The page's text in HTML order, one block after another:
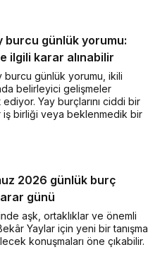
burcu günlük yorumu:
ilgili karar alınabilir
burcu günlük yorumu, ikili
belirleyici gelişmeler
Yay burçlarını ciddi bir
iş birliği veya beklenmedik bir
2026 günlük burç
günü
aşk, ortaklıklar ve önemli
Yaylar için yeni bir tanışma,
konuşmaları öne çıkabilir.